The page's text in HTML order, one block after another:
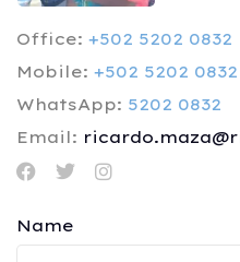
Office: +502 5202 0832
Mobile: +502 5202 0832
WhatsApp: 5202 0832
Email:
Name